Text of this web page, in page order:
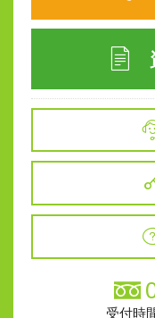
受付時